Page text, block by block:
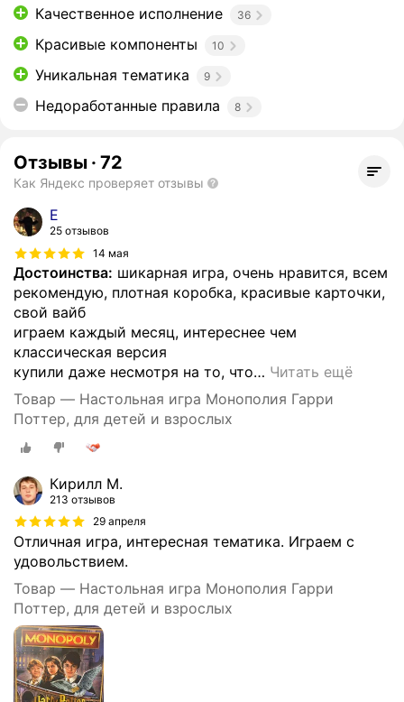
Качественное исполнение
36
Красивые компоненты 10
Уникальная тематика 9
Недоработанные правила 8
Отзывы · 72
Как Яндекс проверяет отзывы
Е
25 отзывов
14 мая
Достоинства: шикарная игра, очень нравится, всем
рекомендую, плотная коробка, красивые карточки,
свой вайб
играем каждый месяц, интереснее чем
классическая версия
купили даже несмотря на то, что… Читать ещё
Товар — Настольная игра Монополия Гарри
Поттер, для детей и взрослых
Кирилл М.
213 отзывов
29 апреля
Отличная игра, интересная тематика. Играем с
удовольствием.
Товар — Настольная игра Монополия Гарри
Поттер, для детей и взрослых